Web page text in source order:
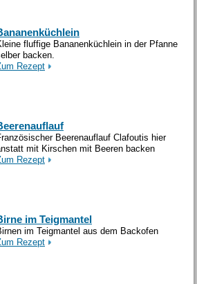
fluffige Bananenküchlein in der Pfanne
backen.
Rezept
Beerenauflauf Clafoutis hier
mit Kirschen mit Beeren backen
Rezept
im Teigmantel
im Teigmantel aus dem Backofen
Rezept